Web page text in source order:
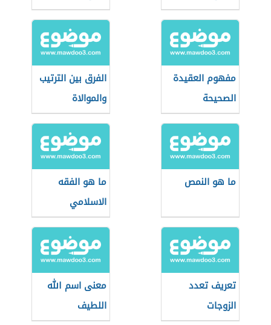
مفهوم العقيدة
الصحيحة
الفرق بين الترتيب
والموالاة
ما هو النمص
ما هو الفقه
الاسلامي
تعريف تعدد
الزوجات
معنى اسم الله
اللطيف